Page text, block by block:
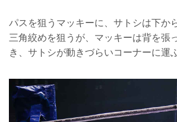
パスを狙うマッキーに、サトシは下か
三角絞めを狙うが、マッキーは背を張
き、サトシが動きづらいコーナーに運ぶ